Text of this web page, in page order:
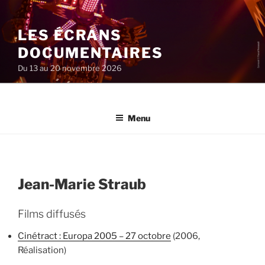
au
contenu
principal
LES ÉCRANS
DOCUMENTAIRES
Du 13 au 20 novembre 2026
Menu
Jean-Marie Straub
Films diffusés
Cinétract : Europa 2005 – 27 octobre (2006,
Réalisation)